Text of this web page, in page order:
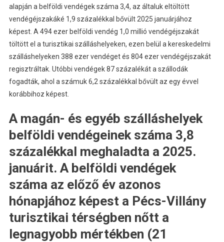
alapján a belföldi vendégek száma 3,4, az általuk eltöltött
vendégéjszakáké 1,9 százalékkal bővült 2025 januárjához
képest. A 494 ezer belföldi vendég 1,0 millió vendégéjszakát
töltött el a turisztikai szálláshelyeken, ezen belül a kereskedelmi
szálláshelyeken 388 ezer vendéget és 804 ezer vendégéjszakát
regisztráltak. Utóbbi vendégek 87 százalékát a szállodák
fogadták, ahol a számuk 6,2 százalékkal bővült az egy évvel
korábbihoz képest.
A magán- és egyéb szálláshelyek
belföldi vendégeinek száma 3,8
százalékkal meghaladta a 2025.
januárit. A belföldi vendégek
száma az előző év azonos
hónapjához képest a Pécs-Villány
turisztikai térségben nőtt a
legnagyobb mértékben (21